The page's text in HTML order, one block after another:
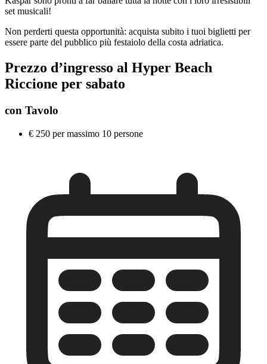
set musicali!
Non perderti questa opportunità: acquista subito i tuoi biglietti per
essere parte del pubblico più festaiolo della costa adriatica.
Prezzo d’ingresso al Hyper Beach
Riccione per sabato
con Tavolo
€ 250 per massimo 10 persone